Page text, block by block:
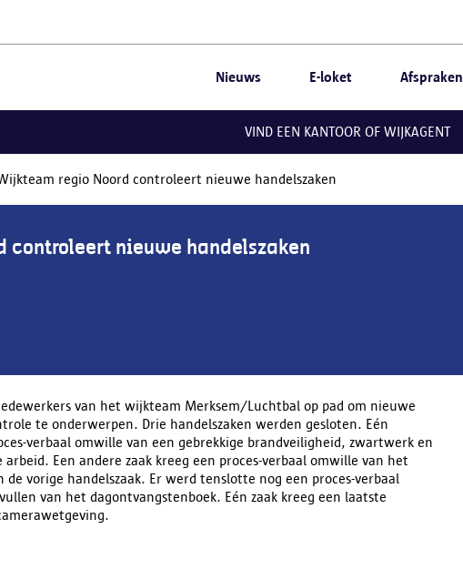
Nieuws E-loket Afspraken
VIND EEN KANTOOR OF WIJKAGENT
regio Noord controleert nieuwe handelszaken
controleert nieuwe handelszaken
van het wijkteam Merksem/Luchtbal op pad om nieuwe
te onderwerpen. Drie handelszaken werden gesloten. Eén
verbaal omwille van een gebrekkige brandveiligheid, zwartwerk en
Een andere zaak kreeg een proces-verbaal omwille van het
vorige handelszaak. Er werd tenslotte nog een proces-verbaal
van het dagontvangstenboek. Eén zaak kreeg een laatste